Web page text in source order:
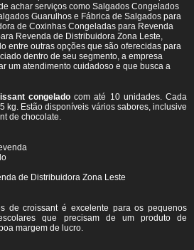
achar serviços como Salgados Congelados
Guarulhos e Fábrica de Salgados para
de Coxinhas Congeladas para Revenda
Revenda de Distribuidora Zona Leste,
entre outras opções que são oferecidas para
dentro de seu segmento, a empresa
um atendimento cuidadoso e que busca a
congelado com até 10 unidades. Cada
kg. Estão disponíveis vários sabores, inclusive
de chocolate.
de Distribuidora Zona Leste
de croissant é excelente para os pequenos
que precisam de um produto de
margem de lucro.